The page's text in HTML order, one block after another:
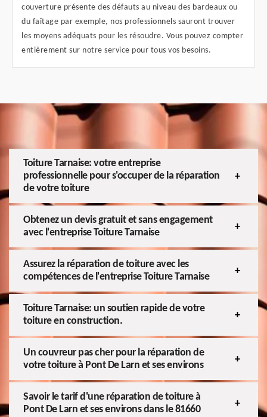
couverture présente des défauts au niveau des bardeaux ou
du faîtage par exemple, nos professionnels sauront trouver
les moyens adéquats pour les résoudre. Vous pouvez compter
entièrement sur notre service pour tous vos besoins.
Toiture Tarnaise: votre entreprise
professionnelle pour s'occuper de la réparation
de votre toiture
Obtenez un devis gratuit et sans engagement
avec l'entreprise Toiture Tarnaise
Assurez la réparation de toiture avec les
compétences de l'entreprise Toiture Tarnaise
Toiture Tarnaise: un soutien rapide de votre
toiture en construction.
Un couvreur pas cher pour la réparation de
votre toiture à Pont De Larn et ses environs
Savoir le tarif d'une réparation de toiture à
Pont De Larn et ses environs dans le 81660